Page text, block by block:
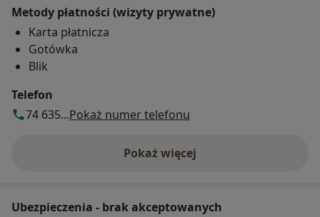
Metody płatności (wizyty prywatne)
Karta płatnicza
Gotówka
Blik
Telefon
74 635...Pokaż numer telefonu
Pokaż więcej
o adresie
Ubezpieczenia - brak akceptowanych